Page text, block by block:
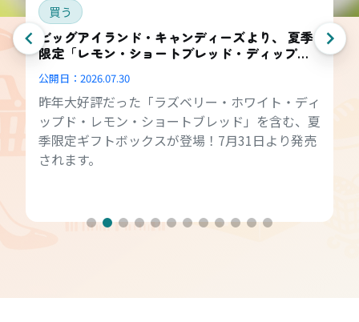
買う
ビッグアイランド・キャンディーズより、 夏季
限定「レモン・ショートブレッド・ディップ
公開日： 2026.07.30
昨年大好評だった「ラズベリー・ホワイト・ディ
ップド・レモン・ショートブレッド」を含む、夏
季限定ギフトボックスが登場！7月31日より発売
されます。